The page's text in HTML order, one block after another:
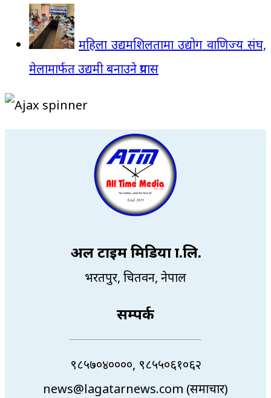
महिला उद्यमशिलतामा उद्योग वाणिज्य संघ,
मेलामार्फत उद्यमी बनाउने प्रयास
अल टाइम मिडिया प्रा.लि.
भरतपुर, चितवन, नेपाल
सम्पर्क
९८५७०४००००, ९८५५०६१०६२
news@lagatarnews.com (समाचार)